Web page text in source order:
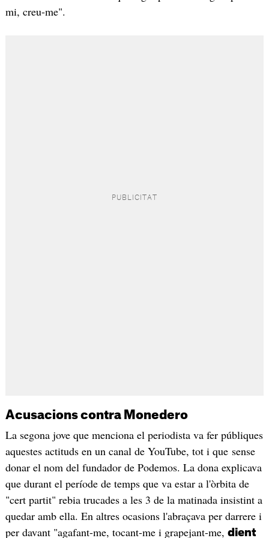
mi, creu-me".
Acusacions contra Monedero
La segona jove que menciona el periodista va fer públiques
aquestes actituds en un canal de YouTube, tot i que sense
donar el nom del fundador de Podemos. La dona explicava
que durant el període de temps que va estar a l'òrbita de
"cert partit" rebia trucades a les 3 de la matinada insistint a
quedar amb ella. En altres ocasions l'abraçava per darrere i
per davant "agafant-me, tocant-me i grapejant-me, dient